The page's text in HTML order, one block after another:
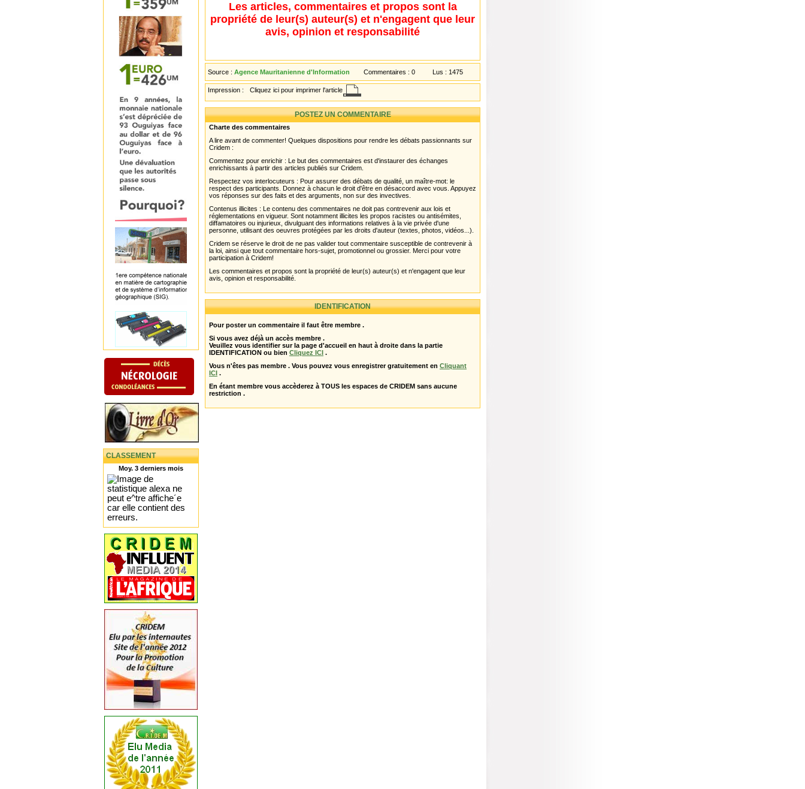
CLASSEMENT
Moy. 3 derniers mois
Les articles, commentaires et propos sont la
propriété de leur(s) auteur(s) et n'engagent que leur
avis, opinion et responsabilité
Source : Agence Mauritanienne d'Information Commentaires : 0 Lus : 1475
Impression : Cliquez ici pour imprimer l'article
POSTEZ UN COMMENTAIRE
Charte des commentaires
A lire avant de commenter! Quelques dispositions pour rendre les débats passionnants sur
Cridem :
Commentez pour enrichir : Le but des commentaires est d'instaurer des échanges
enrichissants à partir des articles publiés sur Cridem.
Respectez vos interlocuteurs : Pour assurer des débats de qualité, un maître-mot: le
respect des participants. Donnez à chacun le droit d'être en désaccord avec vous. Appuyez
vos réponses sur des faits et des arguments, non sur des invectives.
Contenus illicites : Le contenu des commentaires ne doit pas contrevenir aux lois et
réglementations en vigueur. Sont notamment illicites les propos racistes ou antisémites,
diffamatoires ou injurieux, divulguant des informations relatives à la vie privée d'une
personne, utilisant des oeuvres protégées par les droits d'auteur (textes, photos, vidéos...).
Cridem se réserve le droit de ne pas valider tout commentaire susceptible de contrevenir à
la loi, ainsi que tout commentaire hors-sujet, promotionnel ou grossier. Merci pour votre
participation à Cridem!
Les commentaires et propos sont la propriété de leur(s) auteur(s) et n'engagent que leur
avis, opinion et responsabilité.
IDENTIFICATION
Pour poster un commentaire il faut être membre .
Si vous avez déjà un accès membre .
Veuillez vous identifier sur la page d'accueil en haut à droite dans la partie
IDENTIFICATION ou bien Cliquez ICI .
Vous n'êtes pas membre . Vous pouvez vous enregistrer gratuitement en Cliquant
ICI .
En étant membre vous accèderez à TOUS les espaces de CRIDEM sans aucune
restriction .